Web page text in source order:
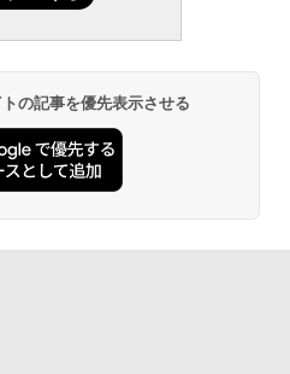
の記事を優先表示させる